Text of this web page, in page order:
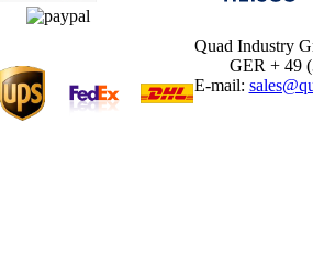
Quad Industry
GER + 49
E-mail: